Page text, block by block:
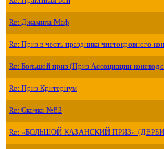
Re: Джамила Маф
Re: Приз в честь праздника чистокровного
Re: Большой приз (Приз Ассоциации
Re: Приз Критериум
Re: Скачка №82
Re: «БОЛЬШОЙ КАЗАНСКИЙ ПРИЗ»